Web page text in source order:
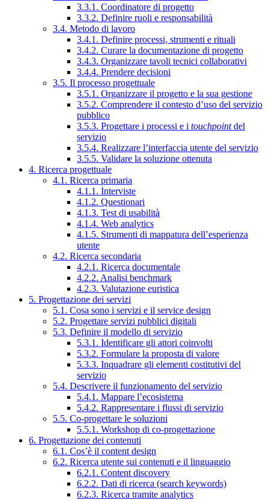
3.3.1. Coordinatore di progetto
3.3.2. Definire ruoli e responsabilità
3.4. Metodo di lavoro
3.4.1. Definire processi, strumenti e rituali
3.4.2. Curare la documentazione di progetto
3.4.3. Organizzare tavoli tecnici collaborativi
3.4.4. Prendere decisioni
3.5. Il processo progettuale
3.5.1. Organizzare il progetto e la sua gestione
3.5.2. Comprendere il contesto d’uso del servizio
pubblico
3.5.3. Progettare i processi e i touchpointdel
servizio
3.5.4. Realizzare l’interfaccia utente del servizio
3.5.5. Validare la soluzione ottenuta
4. Ricerca progettuale
4.1. Ricerca primaria
4.1.1. Interviste
4.1.2. Questionari
4.1.3. Test di usabilità
4.1.4. Web analytics
4.1.5. Strumenti di mappatura dell’esperienza
utente
4.2. Ricerca secondaria
4.2.1. Ricerca documentale
4.2.2. Analisi benchmark
4.2.3. Valutazione euristica
5. Progettazione dei servizi
5.1. Cosa sono i servizi e il service design
5.2. Progettare servizi pubblici digitali
5.3. Definire il modello di servizio
5.3.1. Identificare gli attori coinvolti
5.3.2. Formulare la proposta di valore
5.3.3. Inquadrare gli elementi costitutivi del
servizio
5.4. Descrivere il funzionamento del servizio
5.4.1. Mappare l’ecosistema
5.4.2. Rappresentare i flussi di servizio
5.5. Co-progettare le soluzioni
5.5.1. Workshop di co-progettazione
6. Progettazione dei contenuti
6.1. Cos’è il content design
6.2. Ricerca utente sui contenuti e il linguaggio
6.2.1. Content discovery
6.2.2. Dati di ricerca (search keywords)
6.2.3. Ricerca tramite analytics